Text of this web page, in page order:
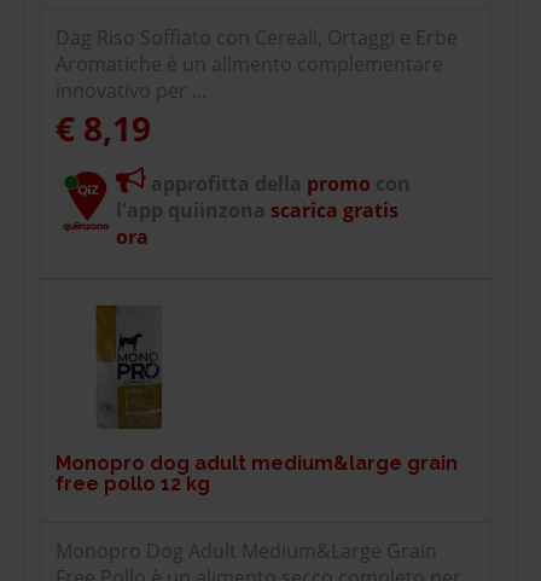
Dag Riso Soffiato con Cereali, Ortaggi e Erbe
Aromatiche è un alimento complementare
innovativo per ...
€ 8,19
approfitta della promo con
l'app quiinzona scarica gratis
ora
Monopro dog adult medium&large grain
free pollo 12 kg
Monopro Dog Adult Medium&Large Grain